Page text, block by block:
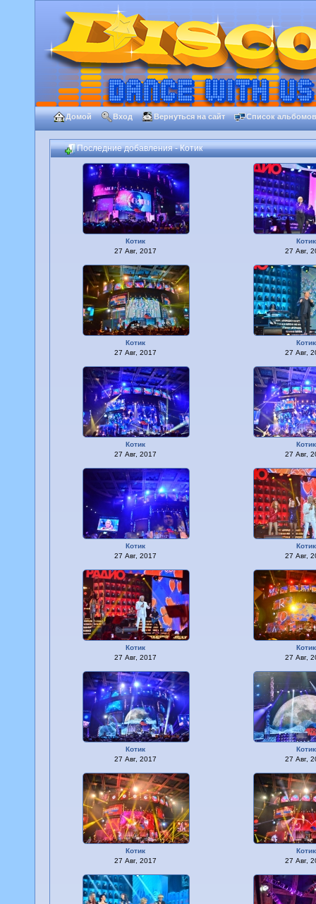
Домой Вход Вернуться на сайт Список альбомов
Последние добавления - Котик
Котик
27 Авг, 2017
Котик
27 Авг,
Котик
27 Авг, 2017
Котик
27 Авг,
Котик
27 Авг, 2017
Котик
27 Авг,
Котик
27 Авг, 2017
Котик
27 Авг,
Котик
27 Авг, 2017
Котик
27 Авг,
Котик
27 Авг, 2017
Котик
27 Авг,
Котик
27 Авг, 2017
Котик
27 Авг,